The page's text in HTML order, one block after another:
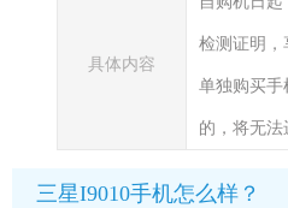
具体内容
检测证明，
单独购买手
的，将无法
三星I9010手机怎么样？